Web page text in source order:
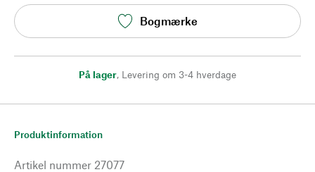
Bogmærke
På lager, Levering om 3-4 hverdage
Produktinformation
Artikel nummer 27077